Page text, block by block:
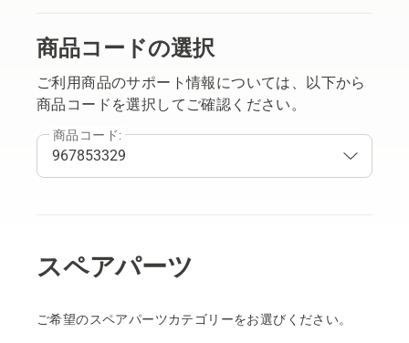
商品コードの選択
ご利用商品のサポート情報については、以下から
商品コードを選択してご確認ください。
商品コード:
スペアパーツ
ご希望のスペアパーツカテゴリーをお選びください。